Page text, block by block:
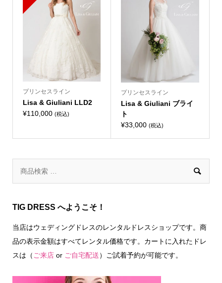
プリンセスライン
Lisa & Giuliani LLD2
¥110,000 (税込)
プリンセスライン
Lisa & Giuliani ブライ
ト
¥33,000 (税込)

TIG DRESS へようこそ！
当店はウェディングドレスのレンタルドレスショップです。商
品の表示金額はすべてレンタル価格です。カートに入れたドレ
スは（ ご来店or ご自宅配送）ご試着予約が可能です。